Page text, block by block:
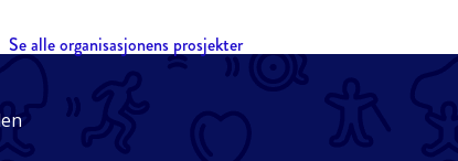
Se alle organisasjonens prosjekter